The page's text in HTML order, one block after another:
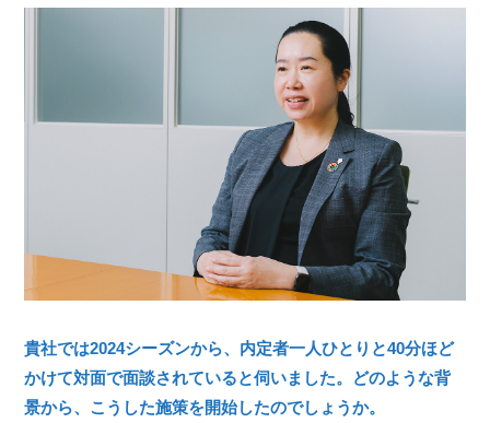
貴社では2024シーズンから、内定者一人ひとりと40分ほど
かけて対面で面談されていると伺いました。どのような背
景から、こうした施策を開始したのでしょうか。